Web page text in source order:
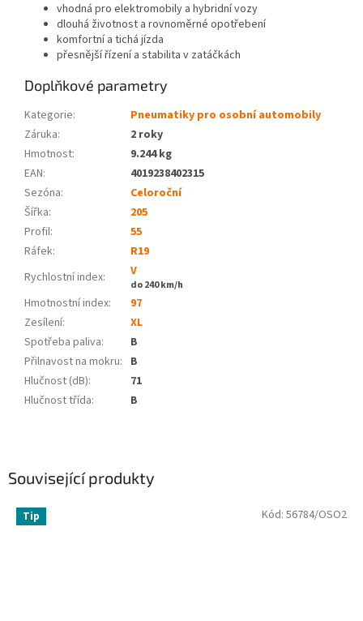
Související produkty
Tip Kód: 56784/OSO2
vhodná pro elektromobily a hybridní vozy
dlouhá životnost a rovnoměrné opotřebení
komfortní a tichá jízda
přesnější řízení a stabilita v zatáčkách
Doplňkové parametry
Kategorie:
Pneumatiky pro osobní automobily
Záruka:
2 roky
Hmotnost:
9.244 kg
EAN:
4019238402315
Sezóna:
Celoroční
Šířka:
205
Profil:
55
Ráfek:
R19
Rychlostní index:
V
do 240 km/h
Hmotnostní index:
97
Zesílení:
XL
Spotřeba paliva:
B
Přilnavost na mokru: B
Hlučnost (dB):
71
Hlučnost třída: B